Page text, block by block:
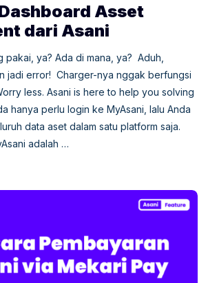
Asset
dari Asani
pakai, ya? Ada di mana, ya? Aduh,
jadi error! Charger-nya nggak berfungsi
less. Asani is here to help you solving
hanya perlu login ke MyAsani, lalu Anda
data aset dalam satu platform saja.
adalah …